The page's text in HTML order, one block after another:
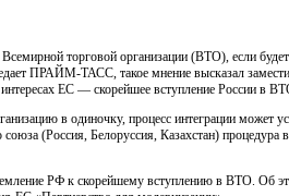
торговой организации (ВТО), если будет
ПРАЙМ-ТАСС, такое мнение высказал
ЕС — скорейшее вступление России в
в одиночку, процесс интеграции может
(Россия, Белоруссия, Казахстан) процедура
РФ к скорейшему вступлению в ВТО. Об